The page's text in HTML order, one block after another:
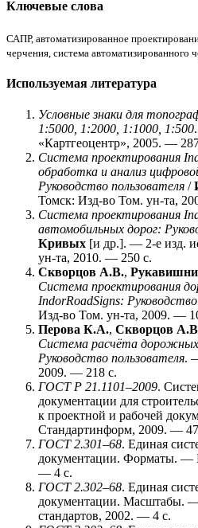
Ключевые слова
САПР, автоматизированное
черчения, система автоматизированного
Используемая литература
Условные знаки для
1:5000, 1:2000, 1:1000, 1:500
«Картгеоцентр», 2005. —
Система проектирования
обработка и анализ
Руководство пользователя /
Томск: Изд-во Том. ун-та,
Система проектирования
автомобильных дорог:
Кривых [и др.]. — 2-е изд.
ун-та, 2010. — 250 c.
Скворцов А.В.,
Система проектирования
IndorRoadSigns:
Изд-во Том. ун-та, 2009. —
Перова К.А., Скворцов
Система расчёта
Руководство пользователя.
2009. — 218 с.
ГОСТ Р 21.1101–2009.
документации для
к проектной и рабочей
Стандартинформ, 2009. —
ГОСТ 2.301–68. Единая
документации. Форматы. —
— 4 с.
ГОСТ 2.302–68. Единая
документации. Масштабы.
стандартов, 2002. — 4 с.